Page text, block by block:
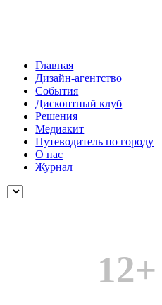
Главная
Дизайн-агентство
События
Дисконтный клуб
Решения
Медиакит
Путеводитель по городу
О нас
Журнал
12+